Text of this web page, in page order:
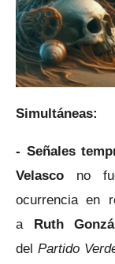
Simultáneas:
- Señales
Velasco no
ocurrencia en
a
Ruth
del Partido